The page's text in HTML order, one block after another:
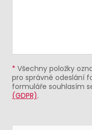
* Všechny položky
pro správné odeslání
formuláře souhlasím
(GDPR).